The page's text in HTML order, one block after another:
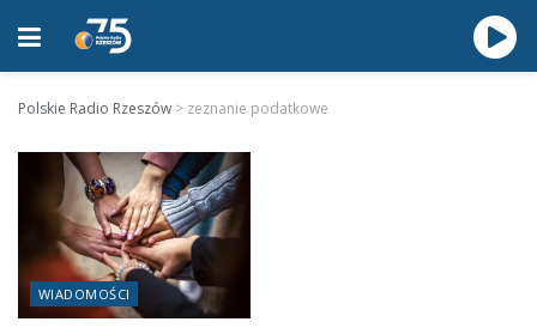
Polskie Radio Rzeszów > zeznanie podatkowe
WIADOMOŚCI